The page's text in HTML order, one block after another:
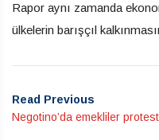
Rapor aynı zamanda
ülkelerin barışçıl
Read Previous
Negotino’da emekliler